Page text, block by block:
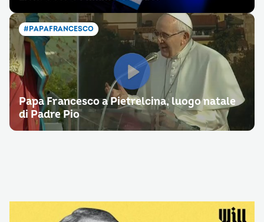
#PAPAFRANCESCO
Papa Francesco a Pietrelcina, luogo natale
di Padre Pio